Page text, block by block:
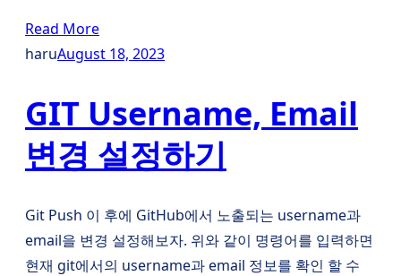
Read More
haruAugust 18, 2023
GIT Username, Email
변경 설정하기
Git Push 이 후에 GitHub에서 노출되는 username과
email을 변경 설정해보자. 위와 같이 명령어를 입력하면
현재 git에서의 username과 email 정보를 확인 할 수